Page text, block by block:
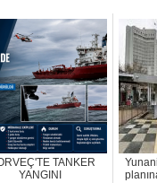
TANKER
YANGINI